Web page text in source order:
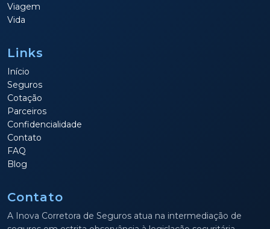
Viagem
Vida
Links
Início
Seguros
Cotação
Parceiros
Confidencialidade
Contato
FAQ
Blog
Contato
A Inova Corretora de Seguros atua na intermediação de